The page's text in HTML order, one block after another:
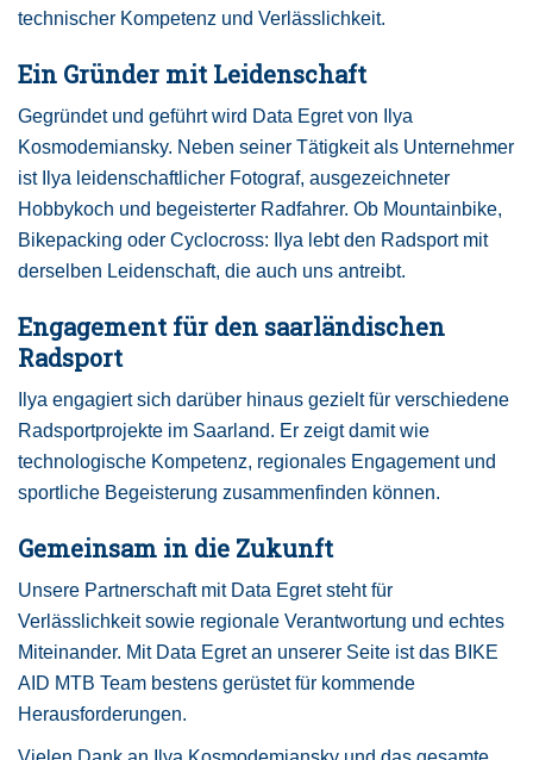
technischer Kompetenz und Verlässlichkeit.
Ein Gründer mit Leidenschaft
Gegründet und geführt wird Data Egret von Ilya
Kosmodemiansky. Neben seiner Tätigkeit als Unternehmer
ist Ilya leidenschaftlicher Fotograf, ausgezeichneter
Hobbykoch und begeisterter Radfahrer. Ob Mountainbike,
Bikepacking oder Cyclocross: Ilya lebt den Radsport mit
derselben Leidenschaft, die auch uns antreibt.
Engagement für den saarländischen
Radsport
Ilya engagiert sich darüber hinaus gezielt für verschiedene
Radsportprojekte im Saarland. Er zeigt damit wie
technologische Kompetenz, regionales Engagement und
sportliche Begeisterung zusammenfinden können.
Gemeinsam in die Zukunft
Unsere Partnerschaft mit Data Egret steht für
Verlässlichkeit sowie regionale Verantwortung und echtes
Miteinander. Mit Data Egret an unserer Seite ist das BIKE
AID MTB Team bestens gerüstet für kommende
Herausforderungen.